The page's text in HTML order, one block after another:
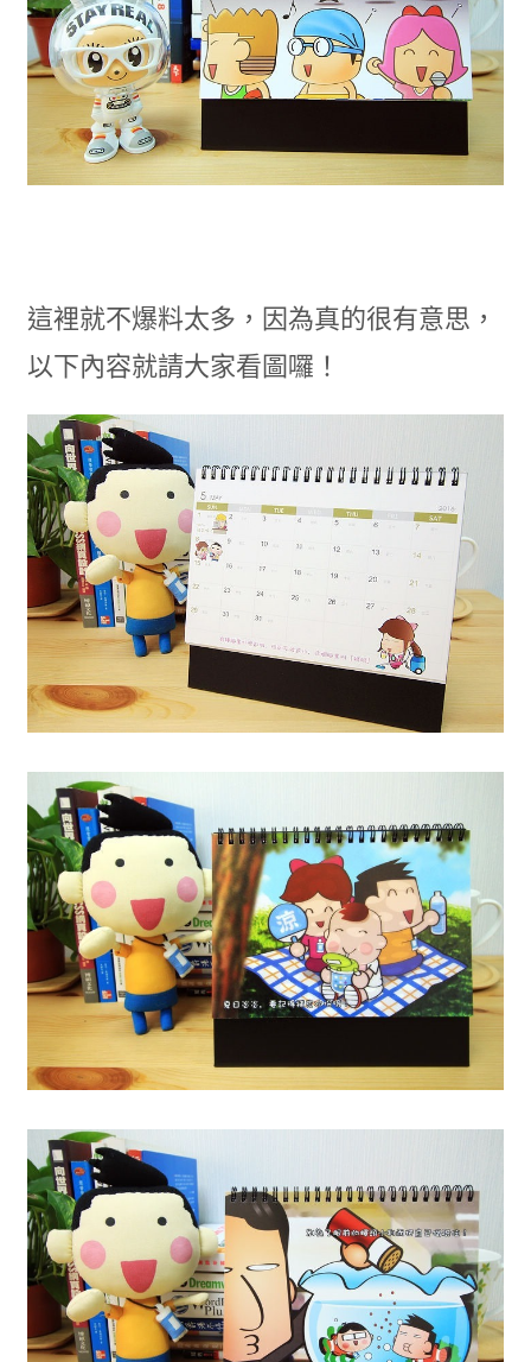
這裡就不爆料太多，因為真的很有意思，
以下內容就請大家看圖囉！